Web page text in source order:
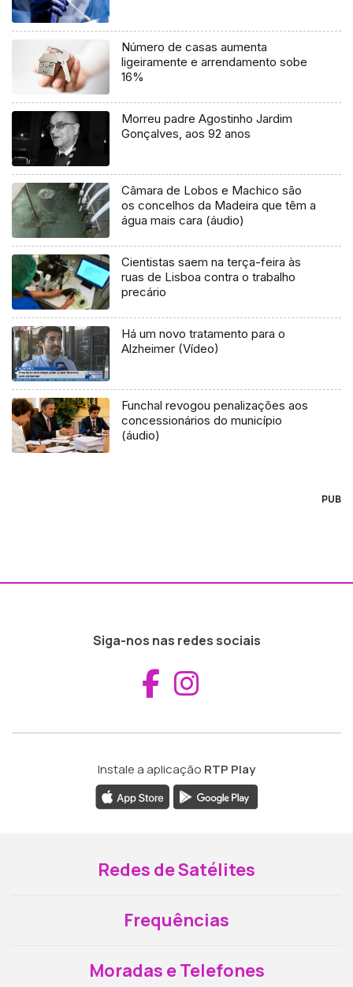
Número de casas aumenta
ligeiramente e arrendamento sobe
16%
Morreu padre Agostinho Jardim
Gonçalves, aos 92 anos
Câmara de Lobos e Machico são
os concelhos da Madeira que têm a
água mais cara (áudio)
Cientistas saem na terça-feira às
ruas de Lisboa contra o trabalho
precário
Há um novo tratamento para o
Alzheimer (Vídeo)
Funchal revogou penalizações aos
concessionários do município
(áudio)
PUB
Siga-nos nas redes sociais
Aceder ao
Instale a aplicação RTP Play
Redes de Satélites
Frequências
Moradas e Telefones